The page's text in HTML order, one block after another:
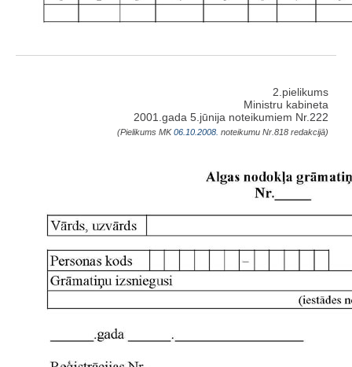
2.pielikums
Ministru kabineta
2001.gada 5.jūnija noteikumiem Nr.222
(Pielikums MK06.10.2008. noteikumu Nr.818 redakcijā)